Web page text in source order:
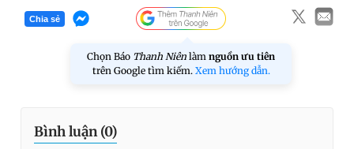
Chia sẻ
Chọn Báo Thanh Niên làm nguồn ưu tiên
trên Google tìm kiếm. Xem hướng dẫn.
Bình luận (0)